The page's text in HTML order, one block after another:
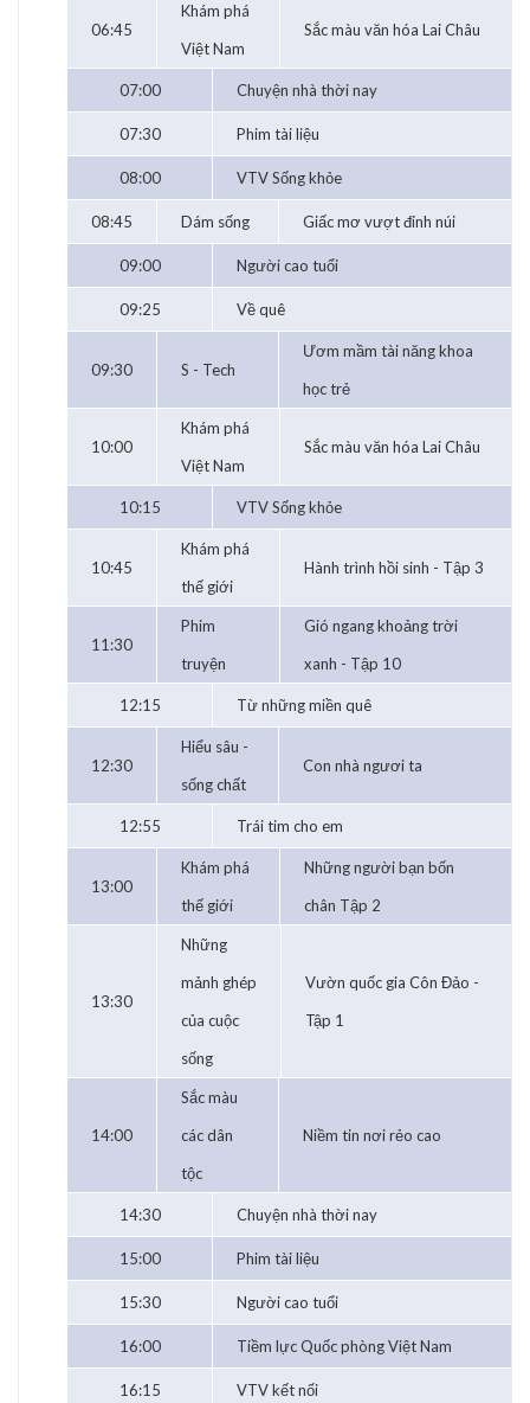
06:45
Khám phá
Việt Nam
Sắc màu văn hóa Lai Châu
07:00 Chuyện nhà thời nay
07:30 Phim tài liệu
08:00 VTV Sống khỏe
08:45 Dám sống Giấc mơ vượt đỉnh núi
09:00 Người cao tuổi
09:25 Về quê
09:30 S - Tech
Ươm mầm tài năng khoa
học trẻ
10:00
Khám phá
Việt Nam
Sắc màu văn hóa Lai Châu
10:15 VTV Sống khỏe
10:45
Khám phá
thế giới
Hành trình hồi sinh - Tập 3
11:30
Phim
truyện
Gió ngang khoảng trời
xanh - Tập 10
12:15 Từ những miền quê
12:30
Hiểu sâu -
sống chất
Con nhà ngươi ta
12:55 Trái tim cho em
13:00
Khám phá
thế giới
Những người bạn bốn
chân Tập 2
13:30
Những
mảnh ghép
của cuộc
sống
Vườn quốc gia Côn Đảo -
Tập 1
14:00
Sắc màu
các dân
tộc
Niềm tin nơi rẻo cao
14:30 Chuyện nhà thời nay
15:00 Phim tài liệu
15:30 Người cao tuổi
16:00 Tiềm lực Quốc phòng Việt Nam
16:15 VTV kết nối